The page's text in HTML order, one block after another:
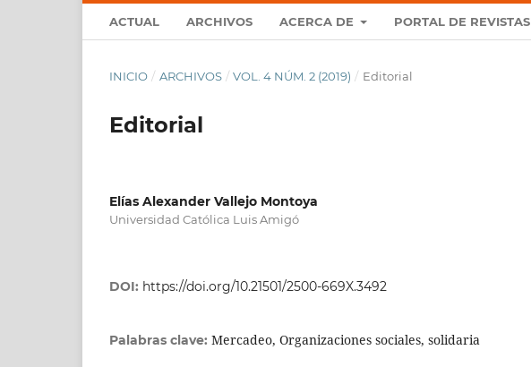
ACTUAL ARCHIVOS ACERCA DE PORTAL DE REVISTAS
INICIO / ARCHIVOS / VOL. 4 NÚM. 2 (2019) / Editorial
Editorial
Elías Alexander Vallejo Montoya
Universidad Católica Luis Amigó
DOI: https://doi.org/10.21501/2500-669X.3492
Palabras clave: Mercadeo, Organizaciones sociales, solidaria